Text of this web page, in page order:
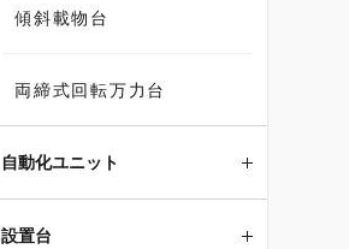
傾斜載物台
両締式回転万力台
自動化ユニット
設置台